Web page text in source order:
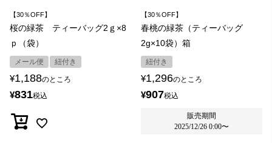
【30％OFF】
桜の緑茶 ティーバッグ2ｇ×8
ｐ（袋）
メール便 紐付き
¥1,188のところ
¥831税込
【30％OFF】
春桃の緑茶（ティーバッグ
2g×10袋）箱
紐付き
¥1,296のところ
¥907税込
販売期間
2025/12/26 0:00〜